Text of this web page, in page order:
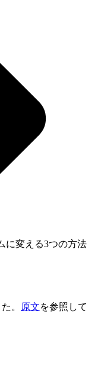
に変える3つの方法
。 原文を参照して